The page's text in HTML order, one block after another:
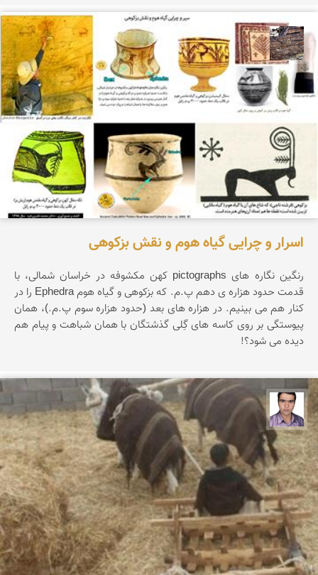
محمد ناصری فرد
اسرار و چرایی گیاه هوم و نقش بزکوهی
رنگین نگاره های pictographs کهن مکشوفه در خراسان شمالی، با
قدمت حدود هزاره ی دهم پ.م. که بزکوهی و گیاه هوم Ephedra را در
کنار هم می بینیم. در هزاره های بعد (حدود هزاره سوم پ.م.)، همان
پیوستگی بر روی کاسه های گِلی گذشتگان با همان شباهت و پیام هم
دیده می شود؟!
حسن صفری